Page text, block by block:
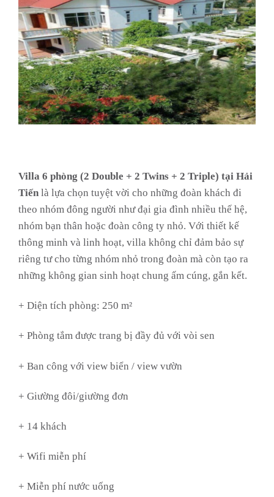
Villa 6 phòng (2 Double + 2 Twins + 2 Triple) tại Hải
Tiến là lựa chọn tuyệt vời cho những đoàn khách đi
theo nhóm đông người như đại gia đình nhiều thế hệ,
nhóm bạn thân hoặc đoàn công ty nhỏ. Với thiết kế
thông minh và linh hoạt, villa không chỉ đảm bảo sự
riêng tư cho từng nhóm nhỏ trong đoàn mà còn tạo ra
những không gian sinh hoạt chung ấm cúng, gắn kết.
+ Diện tích phòng: 250 m²
+ Phòng tắm được trang bị đầy đủ với vòi sen
+ Ban công với view biển / view vườn
+ Giường đôi/giường đơn
+ 14 khách
+ Wifi miễn phí
+ Miễn phí nước uống